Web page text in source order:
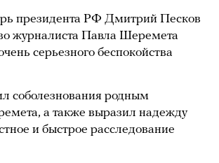
президента РФ Дмитрий Песков
журналиста Павла Шеремета
серьезного беспокойства
соболезнования родным
а также выразил надежду
и быстрое расследование